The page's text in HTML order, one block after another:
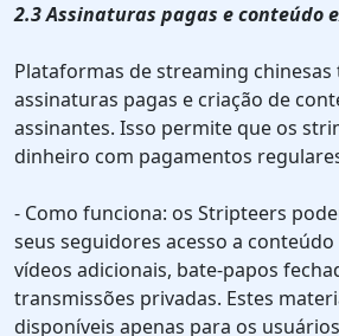
2.3 Assinaturas pagas e conteúdo
Plataformas de streaming
assinaturas pagas e criação de
assinantes. Isso permite que os
dinheiro com pagamentos
- Como funciona: os Stripteers
seus seguidores acesso a
vídeos adicionais, bate-papos
transmissões privadas. Estes
disponíveis apenas para os